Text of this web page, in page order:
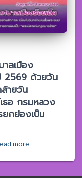
ลเมือง
2569 ด้วยวัน
ายวัน
ธอ กรมหลวง
ยกย่องเป็น
more